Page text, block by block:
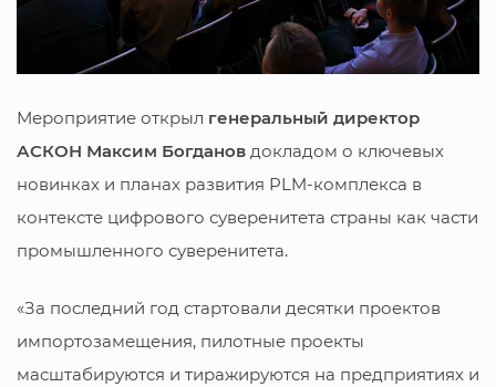
Мероприятие открыл генеральный директор
АСКОН Максим Богданов докладом о ключевых
новинках и планах развития PLM-комплекса в
контексте цифрового суверенитета страны как части
промышленного суверенитета.
«За последний год стартовали десятки проектов
импортозамещения, пилотные проекты
масштабируются и тиражируются на предприятиях и